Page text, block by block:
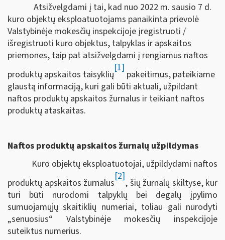
Atsižvelgdami į tai, kad nuo 2022 m. sausio 7 d.
kuro objektų eksploatuotojams panaikinta prievolė
Valstybinėje mokesčių inspekcijoje įregistruoti /
išregistruoti kuro objektus, talpyklas ir apskaitos
priemones, taip pat atsižvelgdami į rengiamus naftos
produktų apskaitos taisyklių
[1]
pakeitimus, pateikiame
glaustą informaciją, kuri gali būti aktuali, užpildant
naftos produktų apskaitos žurnalus ir teikiant naftos
produktų ataskaitas.
Naftos produktų apskaitos žurnalų užpildymas
Kuro objektų eksploatuotojai, užpildydami naftos
produktų apskaitos žurnalus
[2]
, šių žurnalų skiltyse, kur
turi būti nurodomi talpyklų bei degalų įpylimo
sumuojamųjų skaitiklių numeriai, toliau gali nurodyti
„senuosius“ Valstybinėje mokesčių inspekcijoje
suteiktus numerius.